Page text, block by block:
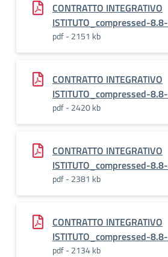
CONTRATTO INTEGRATIVO
ISTITUTO_compressed-
pdf - 2151 kb
CONTRATTO INTEGRATIVO
ISTITUTO_compressed-
pdf - 2420 kb
CONTRATTO INTEGRATIVO
ISTITUTO_compressed-
pdf - 2381 kb
CONTRATTO INTEGRATIVO
ISTITUTO_compressed-
pdf - 2134 kb